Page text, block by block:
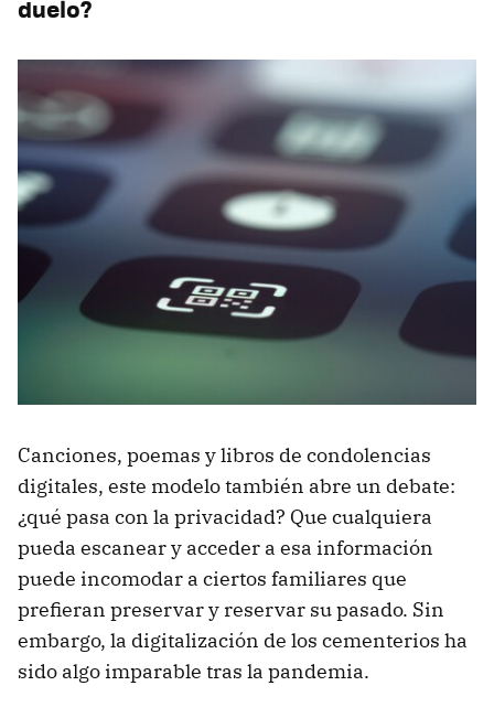
duelo?
Canciones, poemas y libros de condolencias
digitales, este modelo también abre un debate:
¿qué pasa con la privacidad? Que cualquiera
pueda escanear y acceder a esa información
puede incomodar a ciertos familiares que
prefieran preservar y reservar su pasado. Sin
embargo, la digitalización de los cementerios ha
sido algo imparable tras la pandemia.